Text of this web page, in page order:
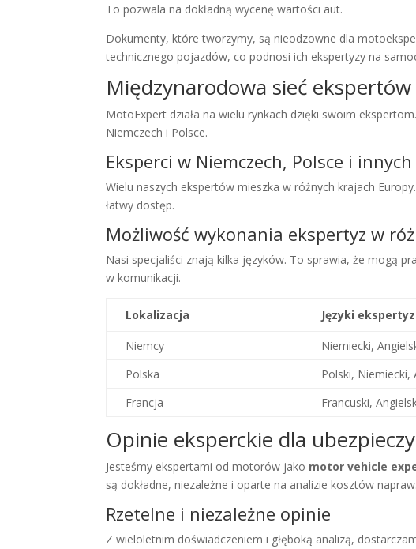
To pozwala na dokładną wycenę wartości aut.
Dokumenty, które tworzymy, są nieodzowne dla
technicznego pojazdów, co podnosi ich ekspertyzy na
Międzynarodowa sieć
MotoExpert działa na wielu rynkach dzięki swoim
Niemczech i Polsce.
Eksperci w Niemczech, Polsce i
Wielu naszych ekspertów mieszka w różnych krajach
łatwy dostęp.
Możliwość wykonania ekspertyz w
Nasi specjaliści znają kilka języków. To sprawia, że mogą
w komunikacji.
Lokalizacja Języki ekspertyz
Niemcy Niemiecki,
Polska
Polski, Niemiecki,
Francja
Francuski,
Opinie eksperckie dla
Jesteśmy ekspertami od motorów jako motor vehicle
są dokładne, niezależne i oparte na analizie kosztów napraw.
Rzetelne i niezależne opinie
Z wieloletnim doświadczeniem i głęboką analizą,